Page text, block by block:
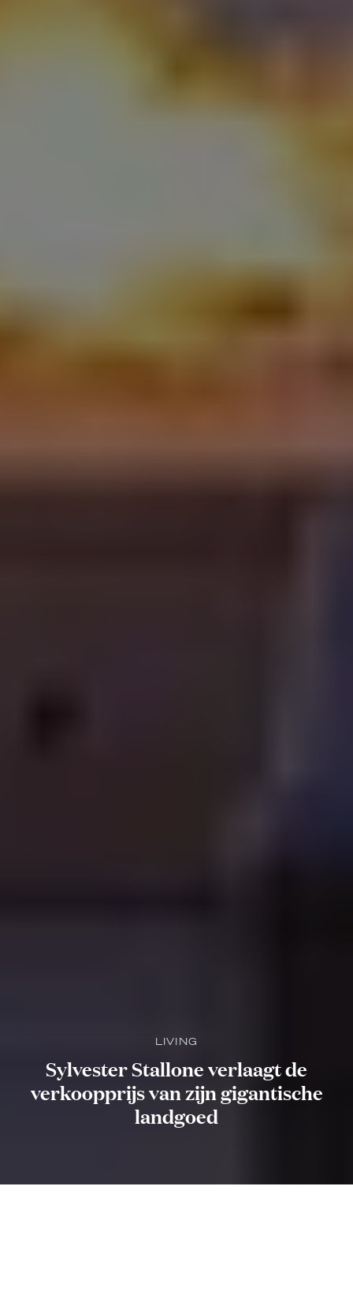
LIVING
Sylvester Stallone verlaagt de
verkoopprijs van zijn gigantische
landgoed